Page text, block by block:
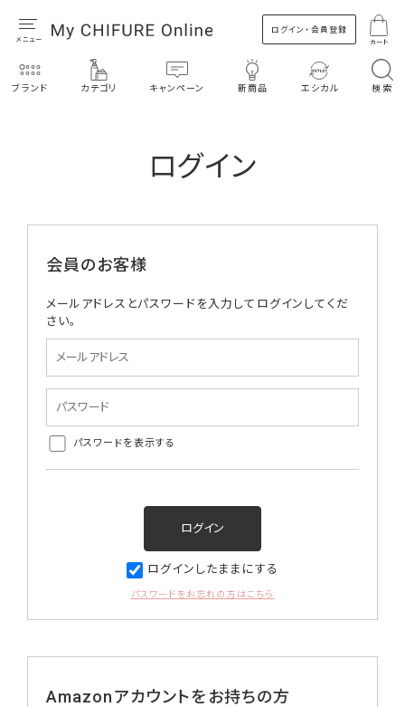
ログイン・会員登録
カート
ブランド カテゴリ キャンペーン 新商品 エシカル 検索
ログイン
会員のお客様
メールアドレスとパスワードを入力してログインしてくだ
さい。
パスワードを表示する
ログインしたままにする
パスワードをお忘れの方はこちら
Amazonアカウントをお持ちの方